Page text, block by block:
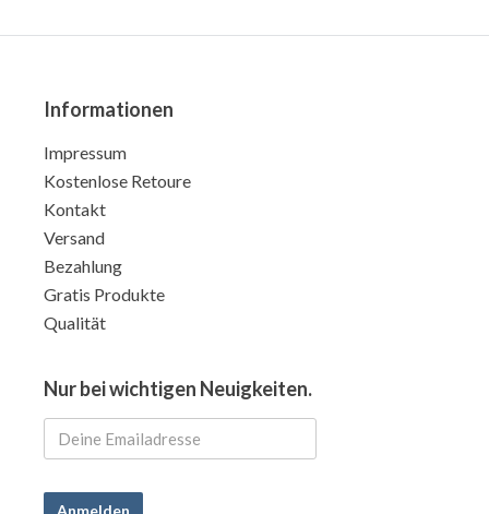
Informationen
Impressum
Kostenlose Retoure
Kontakt
Versand
Bezahlung
Gratis Produkte
Qualität
Nur bei wichtigen Neuigkeiten.
Anmelden